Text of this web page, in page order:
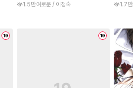
1.5만여로운 / 이정숙 1.7만